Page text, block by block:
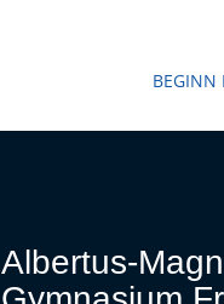
BEGINN
Albertus-